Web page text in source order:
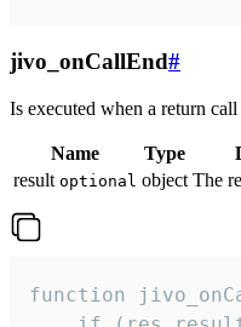
jivo_onCallEnd#
Is executed when a return call
Name Type
result optional object The
function